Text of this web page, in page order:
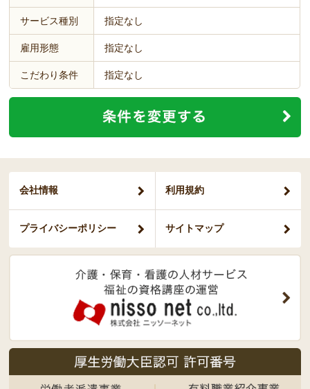
サービス種別 指定なし
雇用形態 指定なし
こだわり条件 指定なし
会社情報 利用規約
プライバシーポリシー サイトマップ